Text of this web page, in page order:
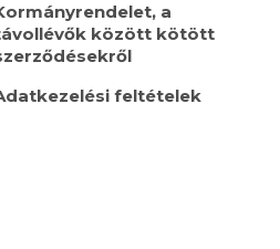
a
között kötött
feltételek